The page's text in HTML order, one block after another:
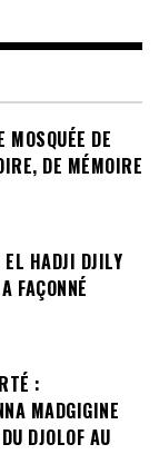
MOSQUÉE DE
DE MÉMOIRE
HADJI DJILY
FAÇONNÉ
:
MADGIGINE
DJOLOF AU